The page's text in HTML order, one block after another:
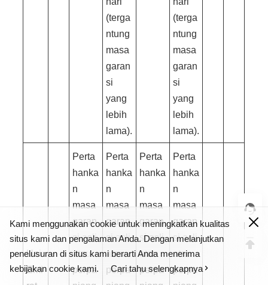
Kami menggunakan cookie untuk meningkatkan kualitas
situs kami dan pengalaman Anda. Dengan melanjutkan
penelusuran di situs kami berarti Anda menerima
kebijakan cookie kami.
Cari tahu selengkapnya
(terga
ntung
masa
garan
si
yang
lebih
lama).
(terga
ntung
masa
garan
si
yang
lebih
lama).
Uni
Emi
Perta
hanka
n
masa
garan
si asli
atau
perpa
Perta
hanka
n
masa
garan
si asli
atau
perpa
Perta
hanka
n
masa
garan
si asli
atau
perpa
Perta
hanka
n
masa
garan
si asli
atau
perpa